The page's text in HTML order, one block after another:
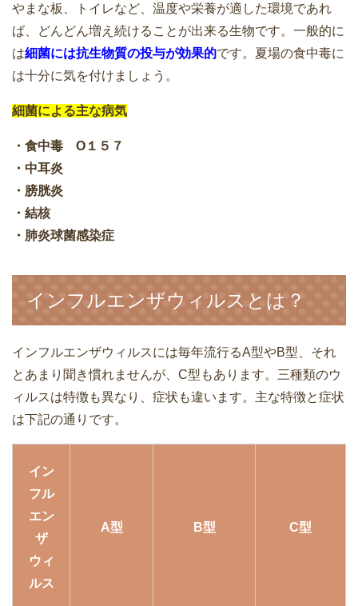
やまな板、トイレなど、温度や栄養が適した環境であれ
ば、どんどん増え続けることが出来る生物です。一般的に
は細菌には抗生物質の投与が効果的です。夏場の食中毒に
は十分に気を付けましょう。
細菌による主な病気
・食中毒 O１５７
・中耳炎
・膀胱炎
・結核
・肺炎球菌感染症
インフルエンザウィルスとは？
インフルエンザウィルスには毎年流行るA型やB型、それ
とあまり聞き慣れませんが、C型もあります。三種類のウ
ィルスは特徴も異なり、症状も違います。主な特徴と症状
は下記の通りです。
イン
フル
エン
ザ
ウィ
ルス
A型 B型 C型